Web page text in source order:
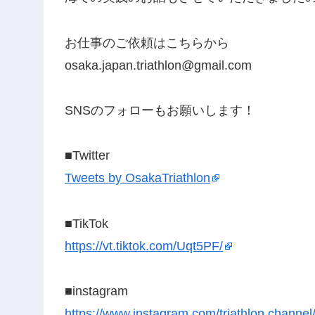
お仕事のご依頼はこちらから
osaka.japan.triathlon@gmail.com
SNSのフォローもお願いします！
■Twitter
Tweets by OsakaTriathlon
■TikTok
https://vt.tiktok.com/Uqt5PF/
■instagram